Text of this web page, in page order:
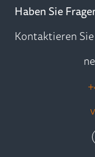
Haben Sie
Kontaktieren